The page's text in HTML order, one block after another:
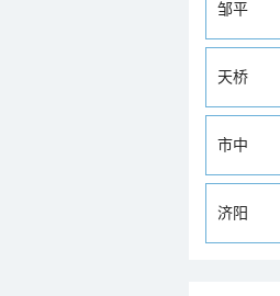
邹平
天桥
市中
济阳